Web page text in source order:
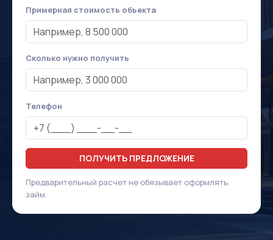
Примерная стоимость объекта
Сколько нужно получить
Телефон
ПОЛУЧИТЬ ПРЕДЛОЖЕНИЕ
Предварительный расчет не обязывает оформлять
займ.